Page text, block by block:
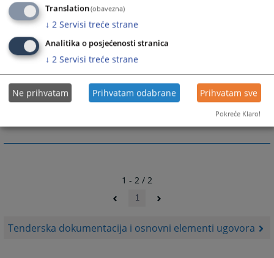
Tenderska dokumentacija i osnovni elementi ugovora
Prateći dokumenti
Uputstvo za pristup tenderskoj dokumentaciji
1 - 2 / 2
1
Translation(obavezna)
↓ 2 Servisi treće strane
Analitika o posjećenosti stranica
↓ 2 Servisi treće strane
Ne prihvatam Prihvatam odabrane Prihvatam sve
Pokreće Klaro!